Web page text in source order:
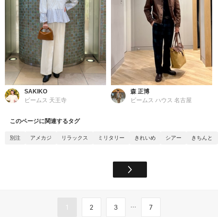
SAKIKO
ビームス 天王寺
森 正博
ビームス ハウス 名古屋
このページに関連するタグ
別注 アメカジ リラックス ミリタリー きれいめ シアー きちんと
1 2 3 ... 7